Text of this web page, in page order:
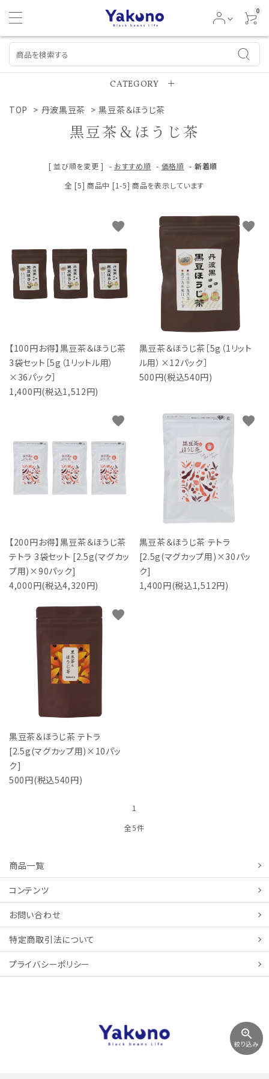
0
丹波黒豆茶
丹波豆福堂
丹波黒豆煮
CATEGORY
TOP > 丹波黒豆茶 > 黒豆茶＆ほうじ茶
黒豆茶＆ほうじ茶
[ 並び順を変更 ] - おすすめ順 - 価格順 - 新着順
全 [5] 商品中 [1-5] 商品を表示しています
【100円お得】黒豆茶＆ほうじ茶
3袋セット［5g（1リットル用）
×36パック］
1,400円(税込1,512円)
favorite
黒豆茶＆ほうじ茶［5g（1リット
ル用）×12パック］
500円(税込540円)
favorite
【200円お得】黒豆茶＆ほうじ茶
テトラ 3袋セット [2.5g(マグカッ
プ用)×90パック]
4,000円(税込4,320円)
favorite
黒豆茶＆ほうじ茶 テトラ
[2.5g(マグカップ用)×30パッ
ク]
1,400円(税込1,512円)
favorite
黒豆茶＆ほうじ茶 テトラ
[2.5g(マグカップ用)×10パッ
ク]
500円(税込540円)
favorite
1
全5件
zoom_in
絞り込み
キーワード
商品一覧
コンテンツ
お問い合わせ
特定商取引法について
プライバシーポリシー